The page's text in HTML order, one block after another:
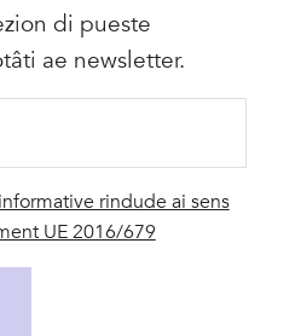
di pueste
ae newsletter.
rindude ai sens
UE 2016/679